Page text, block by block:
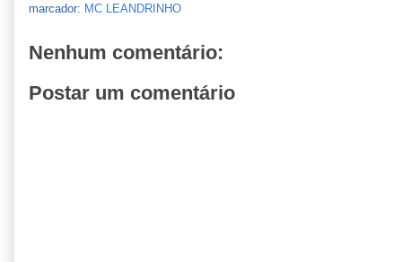
marcador: MC LEANDRINHO
Nenhum comentário:
Postar um comentário